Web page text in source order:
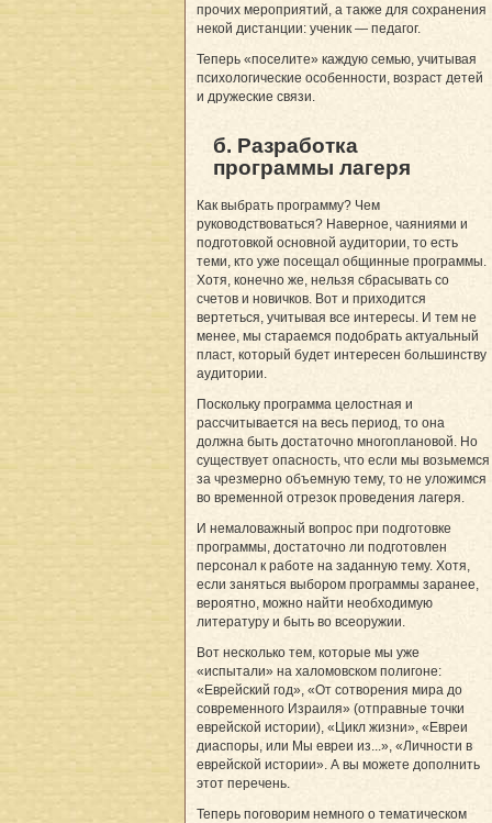
прочих мероприятий, а также для сохранения
некой дистанции: ученик — педагог.
Теперь «поселите» каждую семью, учитывая
психологические особенности, возраст детей
и дружеские связи.
б. Разработка
программы лагеря
Как выбрать программу? Чем
руководствоваться? Наверное, чаяниями и
подготовкой основной аудитории, то есть
теми, кто уже посещал общинные программы.
Хотя, конечно же, нельзя сбрасывать со
счетов и новичков. Вот и приходится
вертеться, учитывая все интересы. И тем не
менее, мы стараемся подобрать актуальный
пласт, который будет интересен большинству
аудитории.
Поскольку программа целостная и
рассчитывается на весь период, то она
должна быть достаточно многоплановой. Но
существует опасность, что если мы возьмемся
за чрезмерно объемную тему, то не уложимся
во временной отрезок проведения лагеря.
И немаловажный вопрос при подготовке
программы, достаточно ли подготовлен
персонал к работе на заданную тему. Хотя,
если заняться выбором программы заранее,
вероятно, можно найти необходимую
литературу и быть во всеоружии.
Вот несколько тем, которые мы уже
«испытали» на халомовском полигоне:
«Еврейский год», «От сотворения мира до
современного Израиля» (отправные точки
еврейской истории), «Цикл жизни», «Евреи
диаспоры, или Мы евреи из...», «Личности в
еврейской истории». А вы можете дополнить
этот перечень.
Теперь поговорим немного о тематическом